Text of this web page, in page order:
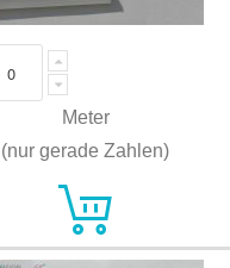
Meter
(nur gerade Zahlen)